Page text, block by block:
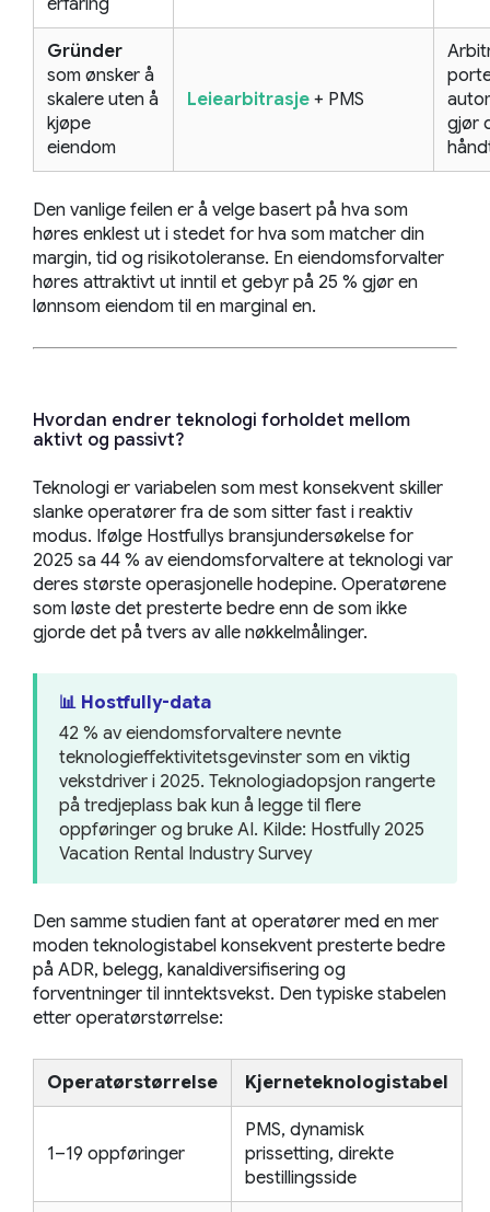
Gründer
som ønsker å
skalere uten å
kjøpe
eiendom
Leiearbitrasje + PMS
gjør
Den vanlige feilen er å velge basert på hva som
høres enklest ut i stedet for hva som matcher din
margin, tid og risikotoleranse. En eiendomsforvalter
høres attraktivt ut inntil et gebyr på 25 % gjør en
lønnsom eiendom til en marginal en.
Hvordan endrer teknologi forholdet mellom
aktivt og passivt?
Teknologi er variabelen som mest konsekvent skiller
slanke operatører fra de som sitter fast i reaktiv
modus. Ifølge Hostfullys bransjundersøkelse for
2025 sa 44 % av eiendomsforvaltere at teknologi var
deres største operasjonelle hodepine. Operatørene
som løste det presterte bedre enn de som ikke
gjorde det på tvers av alle nøkkelmålinger.
📊 Hostfully-data
42 % av eiendomsforvaltere nevnte
teknologieffektivitetsgevinster som en viktig
vekstdriver i 2025. Teknologiadopsjon rangerte
på tredjeplass bak kun å legge til flere
oppføringer og bruke AI. Kilde: Hostfully 2025
Vacation Rental Industry Survey
Den samme studien fant at operatører med en mer
moden teknologistabel konsekvent presterte bedre
på ADR, belegg, kanaldiversifisering og
forventninger til inntektsvekst. Den typiske stabelen
etter operatørstørrelse:
Operatørstørrelse Kjerneteknologistabel
1–19 oppføringer
PMS, dynamisk
prissetting, direkte
bestillingsside